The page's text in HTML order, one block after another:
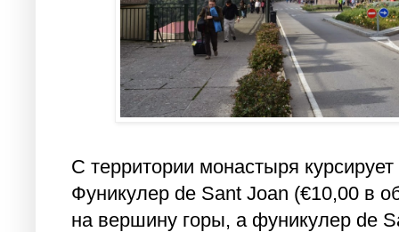
С территории монастыря
Фуникулер de Sant Joan (€10,00 в
на вершину горы, а фуникулер de